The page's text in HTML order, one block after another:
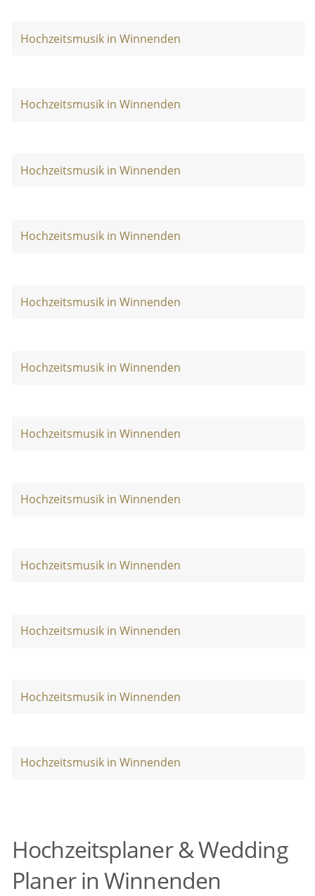
Hochzeitsmusik in Winnenden
Hochzeitsmusik in Winnenden
Hochzeitsmusik in Winnenden
Hochzeitsmusik in Winnenden
Hochzeitsmusik in Winnenden
Hochzeitsmusik in Winnenden
Hochzeitsmusik in Winnenden
Hochzeitsmusik in Winnenden
Hochzeitsmusik in Winnenden
Hochzeitsmusik in Winnenden
Hochzeitsmusik in Winnenden
Hochzeitsmusik in Winnenden
Hochzeitsplaner & Wedding
Planer in Winnenden